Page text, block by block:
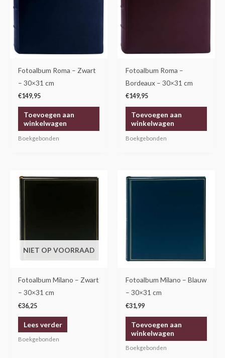
Fotoalbum Roma – Zwart
– 30×31 cm
€149,95
Toevoegen aan
winkelwagen
Boekgebonden
Fotoalbum Roma –
Bordeaux – 30×31 cm
€149,95
Toevoegen aan
winkelwagen
Boekgebonden
NIET OP VOORRAAD
Fotoalbum Milano – Zwart
– 30×31 cm
€36,25
Lees verder
Boekgebonden
Fotoalbum Milano – Blauw
– 30×31 cm
€31,99
Toevoegen aan
winkelwagen
Boekgebonden